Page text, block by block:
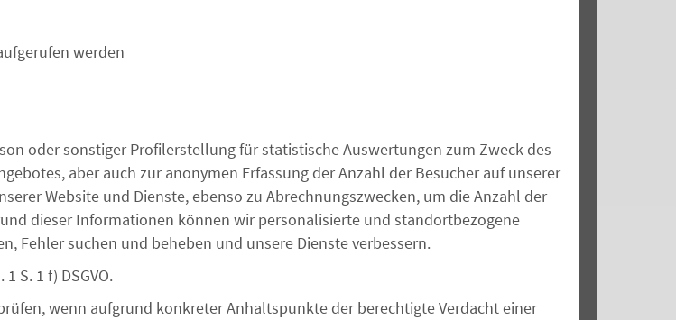
werden
oder sonstiger Profilerstellung für statistische Auswertungen zum Zweck des
aber auch zur anonymen Erfassung der Anzahl der Besucher auf unserer
Website und Dienste, ebenso zu Abrechnungszwecken, um die Anzahl der
dieser Informationen können wir personalisierte und standortbezogene
Fehler suchen und beheben und unsere Dienste verbessern.
S. 1 f) DSGVO.
wenn aufgrund konkreter Anhaltspunkte der berechtigte Verdacht einer